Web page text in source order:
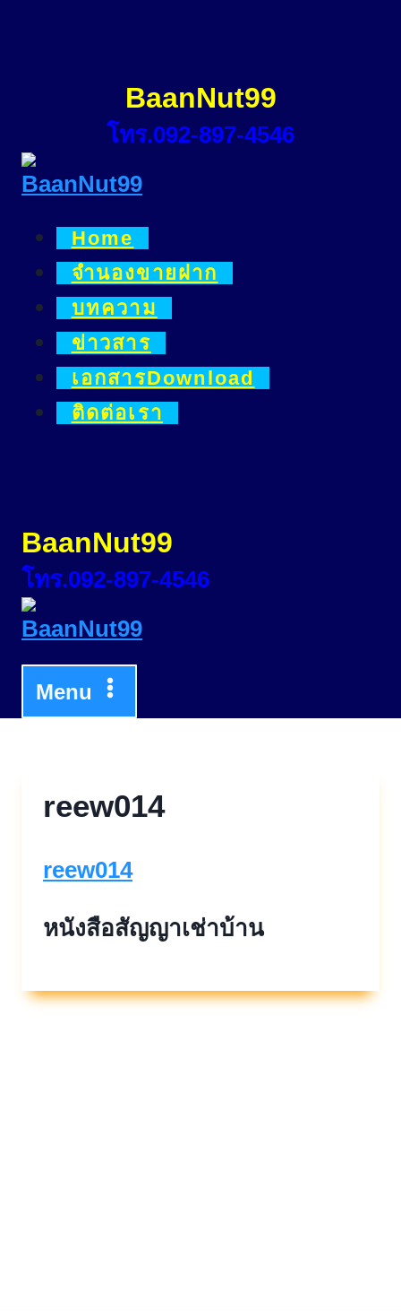
BaanNut99
โทร.092-897-4546
Home
จำนองขายฝาก
บทความ
ข่าวสาร
เอกสารDownload
ติดต่อเรา
BaanNut99
โทร.092-897-4546
Menu
reew014
reew014
หนังสือสัญญาเช่าบ้าน